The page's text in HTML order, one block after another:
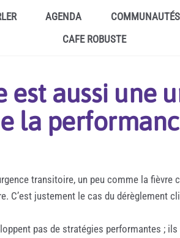
AGENDA
CAFE ROBUSTE
aussi une
la
transitoire, un peu comme la
C’est justement le cas du dérèglement
pas de stratégies performantes ;